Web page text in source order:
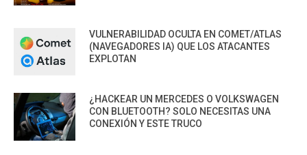
VULNERABILIDAD OCULTA EN COMET/ATLAS
(NAVEGADORES IA) QUE LOS ATACANTES
EXPLOTAN
¿HACKEAR UN MERCEDES O VOLKSWAGEN
CON BLUETOOTH? SOLO NECESITAS UNA
CONEXIÓN Y ESTE TRUCO